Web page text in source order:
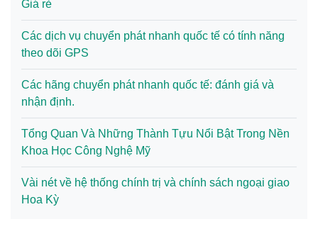
Giá rẻ
Các dịch vụ chuyển phát nhanh quốc tế có tính năng
theo dõi GPS
Các hãng chuyển phát nhanh quốc tế: đánh giá và
nhận định.
Tổng Quan Và Những Thành Tựu Nổi Bật Trong Nền
Khoa Học Công Nghệ Mỹ
Vài nét về hệ thống chính trị và chính sách ngoại giao
Hoa Kỳ